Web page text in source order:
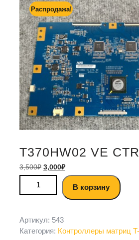
Распродажа!
T370HW02 VE
3,500₽ 3,000₽
В корзину
Артикул: 543
Категория: Контроллеры матриц